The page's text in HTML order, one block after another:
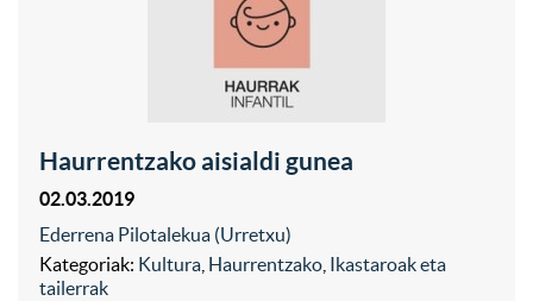
Haurrentzako aisialdi gunea
02.03.2019
Ederrena Pilotalekua (Urretxu)
Kategoriak: Kultura Haurrentzako Ikastaroak eta
tailerrak